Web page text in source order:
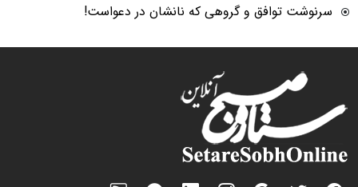
سرنوشت توافق و گروهی که نانشان در دعواست!